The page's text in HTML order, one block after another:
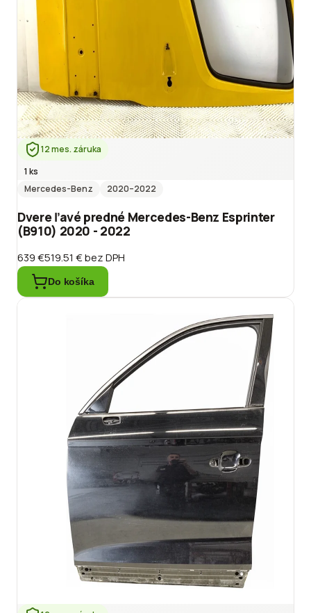
12 mes. záruka
1 ks
Mercedes-Benz
2020–2022
Dvere ľavé predné Mercedes-Benz Esprinter
(B910) 2020 - 2022
639 €519.51 €bez DPH
Do košíka